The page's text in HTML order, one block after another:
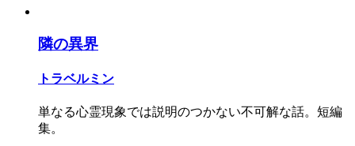
隣の異界
トラベルミン
単なる心霊現象では説明のつかない不可解な話。短編
集。